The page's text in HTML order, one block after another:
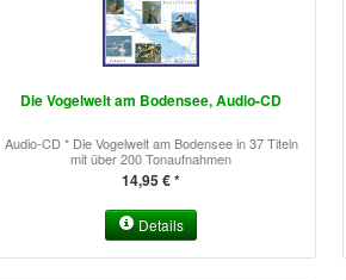
Die Vogelwelt am Bodensee, Audio-CD
Audio-CD * Die Vogelwelt am Bodensee in 37 Titeln
mit über 200 Tonaufnahmen
14,95 € *
Details